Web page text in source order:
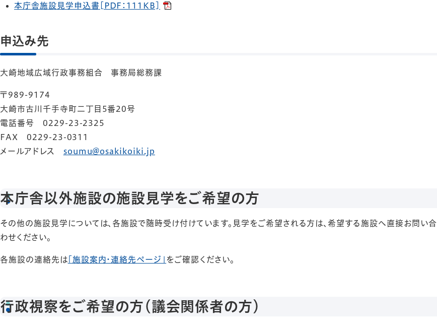
本庁舎施設見学申込書[PDF：111KB]
申込み先
大崎地域広域行政事務組合 事務局総務課
〒989-9174
大崎市古川千手寺町二丁目5番20号
電話番号 0229-23-2325
FAX 0229-23-0311
メールアドレス soumu@osakikoiki.jp
本庁舎以外施設の施設見学をご希望の方
その他の施設見学については、各施設で随時受け付けています。見学をご希望される方は、希望する施設へ直接お問い合
わせください。
各施設の連絡先は 「施設案内・連絡先ページ」 をご確認ください。
行政視察をご希望の方（議会関係者の方）